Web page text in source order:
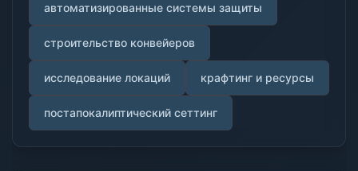
автоматизированные системы защиты
строительство конвейеров
исследование локаций крафтинг и ресурсы
постапокалиптический сеттинг